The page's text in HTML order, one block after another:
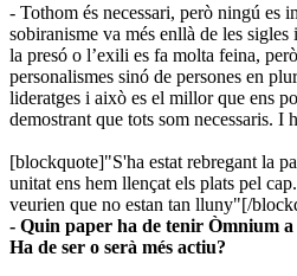
- Tothom és necessari, però ningú es
sobiranisme va més enllà de les
la presó o l’exili es fa molta feina,
personalismes sinó de persones en
lideratges i això es el millor que ens
demostrant que tots som necessaris. I
[blockquote]"S'ha estat rebregant la
unitat ens hem llençat els plats pel
veurien que no estan tan lluny"[/
- Quin paper ha de tenir Òmnium
Ha de ser o serà més actiu?